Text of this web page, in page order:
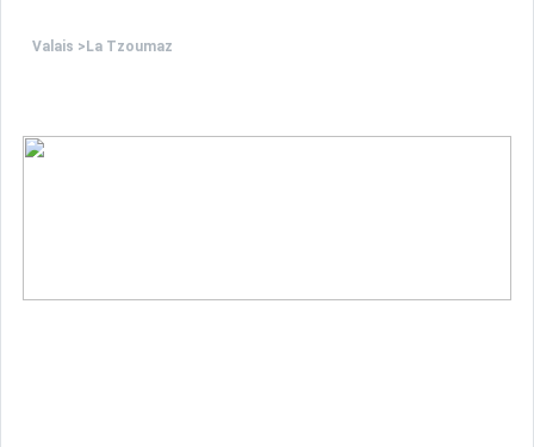
Valais > La Tzoumaz